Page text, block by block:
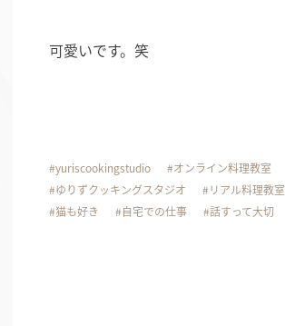
可愛いです。笑
yuriscookingstudio オンライン料理教室
ゆりずクッキングスタジオ
リアル料理教室
猫も好き
自宅での仕事 話すって大切